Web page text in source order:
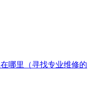
哪里（寻找专业维修的